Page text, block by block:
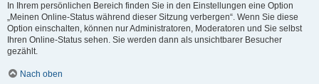
In Ihrem persönlichen Bereich finden Sie in den Einstellungen eine Option
„Meinen Online-Status während dieser Sitzung verbergen“. Wenn Sie diese
Option einschalten, können nur Administratoren, Moderatoren und Sie selbst
Ihren Online-Status sehen. Sie werden dann als unsichtbarer Besucher
gezählt.
Nach oben